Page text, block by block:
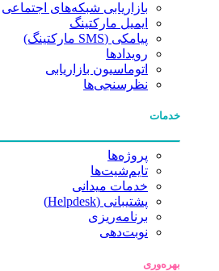
بازاریابی شبکه‌های اجتماعی
ایمیل مارکتینگ
پیامکی (SMS مارکتینگ)
رویدادها
اتوماسیون بازاریابی
نظرسنجی‌ها
خدمات
پروژه‌ها
تایم‌شیت‌ها
خدمات میدانی
پشتیبانی (Helpdesk)
برنامه‌ریزی
نوبت‌دهی
بهره‌وری